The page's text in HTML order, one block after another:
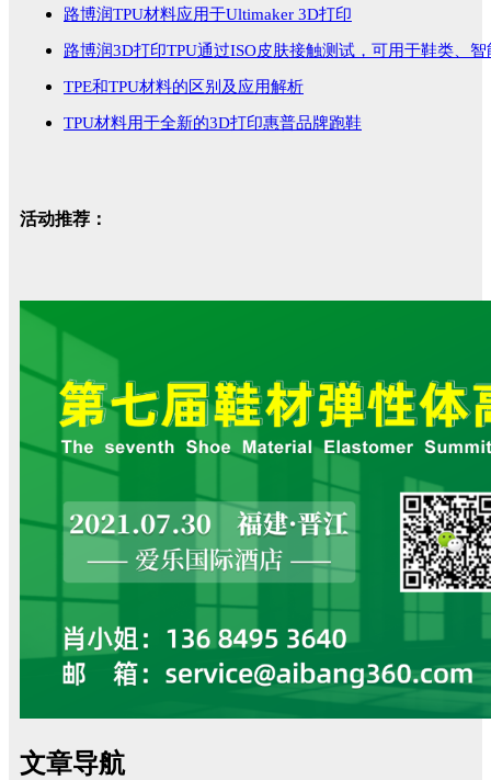
路博润TPU材料应用于Ultimaker 3D打印
路博润3D打印TPU通过ISO皮肤接触测试，可用于鞋类、
TPE和TPU材料的区别及应用解析
TPU材料用于全新的3D打印惠普品牌跑鞋
活动推荐：
文章导航